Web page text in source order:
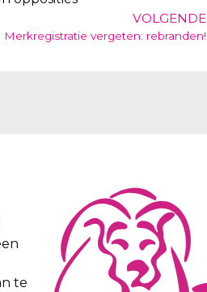
VOLGENDE
Merkregistratie vergeten: rebranden!
te